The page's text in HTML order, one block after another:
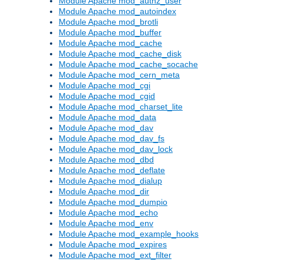
Module Apache mod_autoindex
Module Apache mod_brotli
Module Apache mod_buffer
Module Apache mod_cache
Module Apache mod_cache_disk
Module Apache mod_cache_socache
Module Apache mod_cern_meta
Module Apache mod_cgi
Module Apache mod_cgid
Module Apache mod_charset_lite
Module Apache mod_data
Module Apache mod_dav
Module Apache mod_dav_fs
Module Apache mod_dav_lock
Module Apache mod_dbd
Module Apache mod_deflate
Module Apache mod_dialup
Module Apache mod_dir
Module Apache mod_dumpio
Module Apache mod_echo
Module Apache mod_env
Module Apache mod_example_hooks
Module Apache mod_expires
Module Apache mod_ext_filter